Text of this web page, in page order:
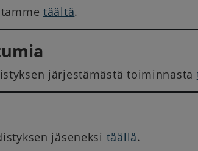
täältä.
järjestämästä toiminnasta
jäseneksi täällä.